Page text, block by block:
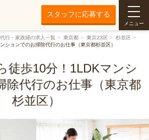
スタッフに応募する
メニュー
行・家政婦の求人一覧 東京都 東京23区
杉並区
ションでのお掃除代行のお仕事（東京都杉並区）
徒歩10分！1LDKマンシ
除代行のお仕事（東京都
杉並区）